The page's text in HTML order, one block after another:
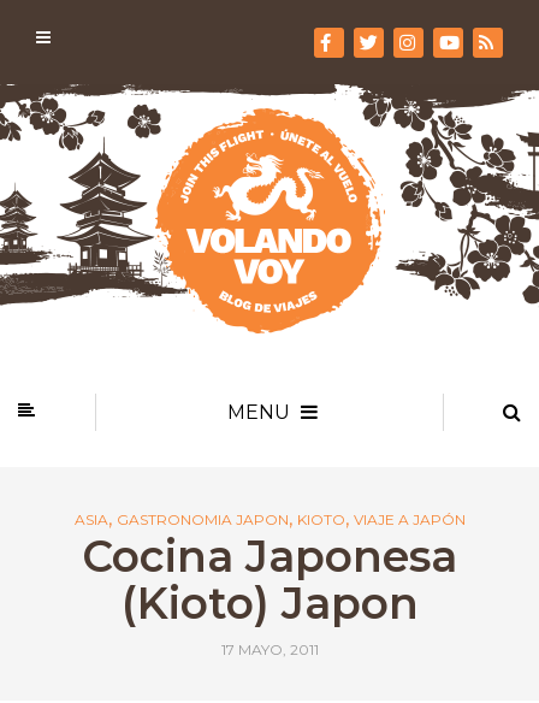
MENU
ASIA, GASTRONOMIA JAPON, KIOTO, VIAJE A JAPÓN
Cocina Japonesa
(Kioto) Japon
17 MAYO, 2011